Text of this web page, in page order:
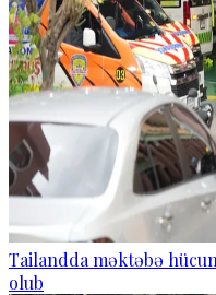
Tailandda məktəbə
olub